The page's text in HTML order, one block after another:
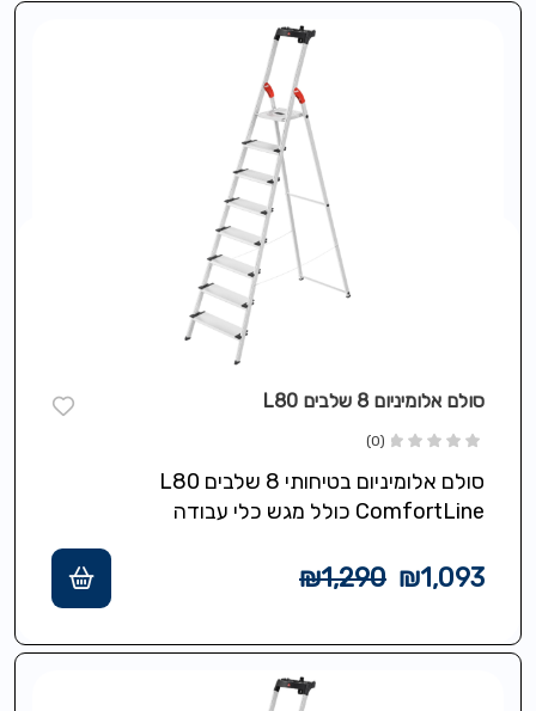
סולם אלומיניום 8 שלבים L80
(0)
סולם אלומיניום בטיחותי 8 שלבים L80
ComfortLine כולל מגש כלי עבודה
קליפס תליה/הסרה,שלבי XXL עומק 13…
₪1,290 ₪1,093